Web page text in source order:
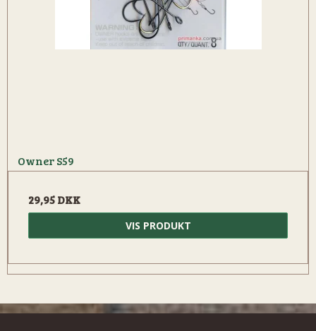
Owner S59
29,95 DKK
VIS PRODUKT